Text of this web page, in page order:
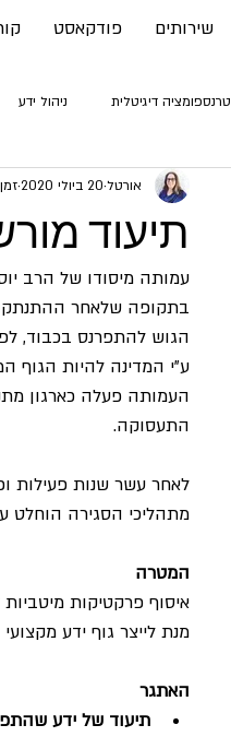
שירותים פודקאסט
טרנספומציה דיגיטלית ניהול ידע
תיעוד
אורטל 20 ביולי 2020 זמן
בתקופה שלאחר
הגוש להתפרנס בכבוד,
ע"י המדינה להיות הגוף
העמותה פעלה כארגון
התעסוקה.
לאחר עשר שנות פעילות
מתהליכי הסגירה הוחלט
המטרה
איסוף פרקטיקות
מנת לייצר גוף ידע
האתגר
תיעוד של ידע